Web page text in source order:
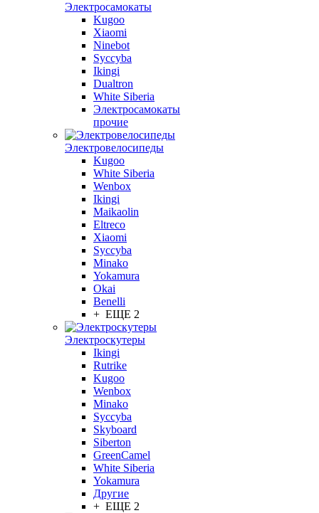
Электросамокаты
Kugoo
Xiaomi
Ninebot
Syccyba
Ikingi
Dualtron
White Siberia
Электросамокаты
прочие
Электровелосипеды
Kugoo
White Siberia
Wenbox
Ikingi
Maikaolin
Eltreco
Xiaomi
Syccyba
Minako
Yokamura
Okai
Benelli
+ ЕЩЕ 2
Электроскутеры
Ikingi
Rutrike
Kugoo
Wenbox
Minako
Syccyba
Skyboard
Siberton
GreenCamel
White Siberia
Yokamura
Другие
+ ЕЩЕ 2